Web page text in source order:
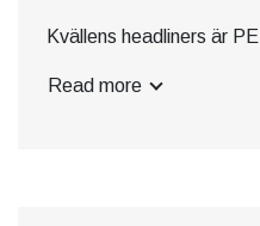
Kvällens headliners är
Read more